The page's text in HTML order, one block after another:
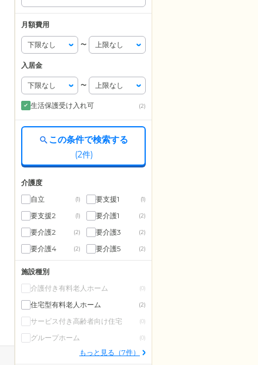
月額費用
〜
入居金
〜
生活保護受け入れ可 (2)
この条件で検索する
(2件)
介護度
自立
(1) 要支援1 (1)
要支援2 (1) 要介護1 (2)
要介護2 (2) 要介護3 (2)
要介護4 (2) 要介護5 (2)
施設種別
介護付き有料老人ホーム
(0)
住宅型有料老人ホーム (2)
サービス付き高齢者向け住宅 (0)
グループホーム (0)
もっと見る（7件）